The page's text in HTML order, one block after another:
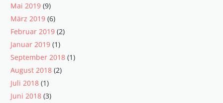
Mai 2019 (9)
März 2019 (6)
Februar 2019 (2)
Januar 2019 (1)
September 2018 (1)
August 2018 (2)
Juli 2018 (1)
Juni 2018 (3)